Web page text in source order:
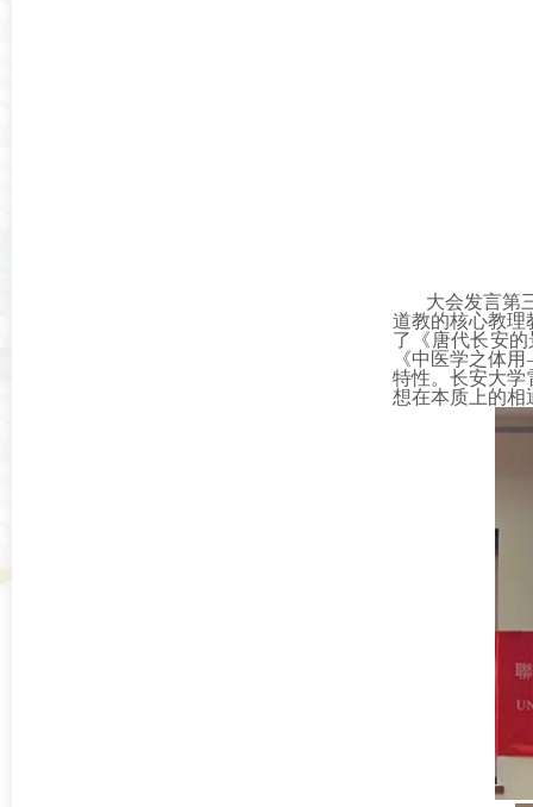
大会发言第
道教的核心教理
了《唐代长安
《中医学之体用
特性。长安大学
想在本质上的相